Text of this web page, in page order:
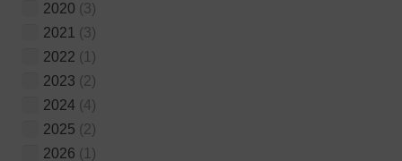
2020 (3)
2021 (3)
2022 (1)
2023 (2)
2024 (4)
2025 (2)
2026 (1)